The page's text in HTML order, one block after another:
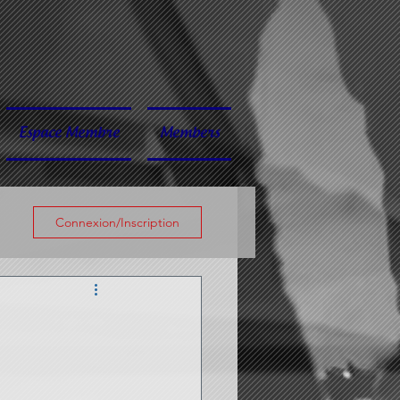
Espace Membre Members
Connexion/Inscription